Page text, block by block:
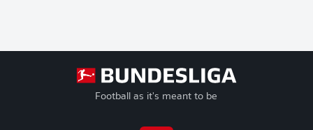
Football as it's meant to be